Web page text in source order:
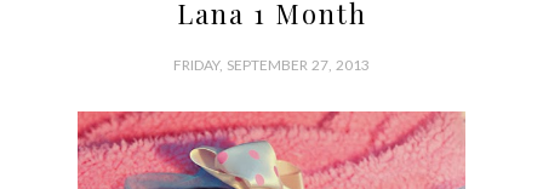
Lana 1 Month
FRIDAY, SEPTEMBER 27, 2013